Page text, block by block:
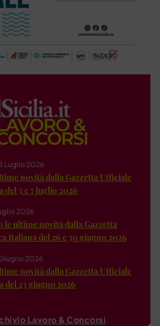
Luglio 2026
novità dalla Gazzetta Ufficiale
3 e 7 luglio 2026
2026
le ultime novità dalla Gazzetta
Italiana del 26 e 30 giugno 2026
2026
novità dalla Gazzetta Ufficiale
del 23 giugno 2026
Lavoro & Concorsi